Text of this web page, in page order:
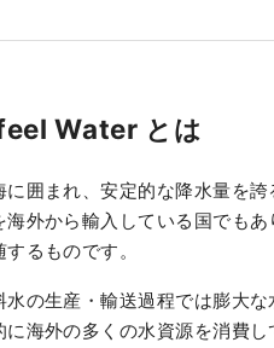
Water とは
に囲まれ、安定的な降水量を
海外から輸入している国でも
るものです。
水の生産・輸送過程では膨大
に海外の多くの水資源を消費